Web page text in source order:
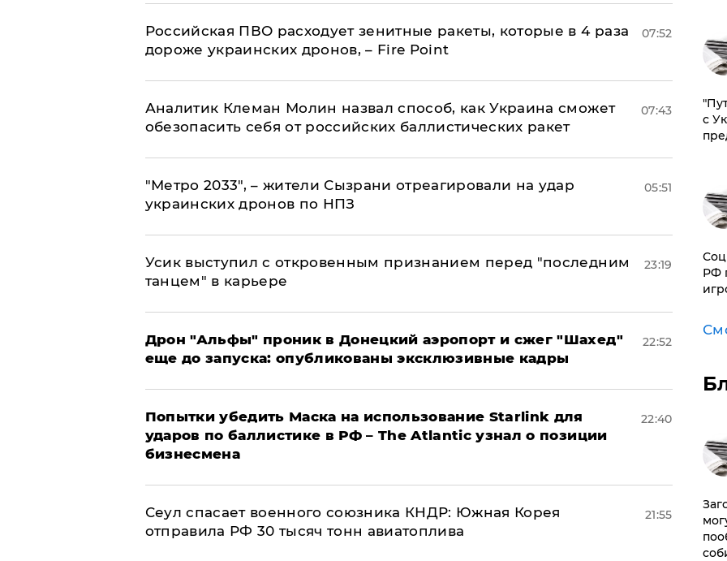
Российская ПВО расходует зенитные ракеты, которые в 4 раза
дороже украинских дронов, – Fire Point
07:52
Аналитик Клеман Молин назвал способ, как Украина сможет
обезопасить себя от российских баллистических ракет
07:43
"Метро 2033", – жители Сызрани отреагировали на удар
украинских дронов по НПЗ
05:51
Усик выступил с откровенным признанием перед "последним
танцем" в карьере
23:19
Дрон "Альфы" проник в Донецкий аэропорт и сжег "Шахед"
еще до запуска: опубликованы эксклюзивные кадры
22:52
Попытки убедить Маска на использование Starlink для
ударов по баллистике в РФ – The Atlantic узнал о позиции
бизнесмена
22:40
​Сеул спасает военного союзника КНДР: Южная Корея
отправила РФ 30 тысяч тонн авиатоплива
21:55
с
РФ